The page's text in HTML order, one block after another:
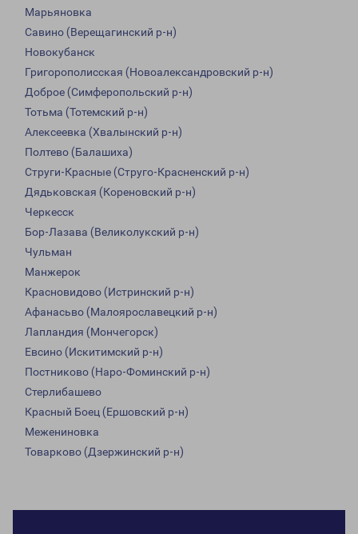
Марьяновка
Савино (Верещагинский р-н)
Новокубанск
Григорополисская (Новоалександровский р-н)
Доброе (Симферопольский р-н)
Тотьма (Тотемский р-н)
Алексеевка (Хвалынский р-н)
Полтево (Балашиха)
Струги-Красные (Струго-Красненский р-н)
Дядьковская (Кореновский р-н)
Черкесск
Бор-Лазава (Великолукский р-н)
Чульман
Манжерок
Красновидово (Истринский р-н)
Афанасьво (Малоярославецкий р-н)
Лапландия (Мончегорск)
Евсино (Искитимский р-н)
Постниково (Наро-Фоминский р-н)
Стерлибашево
Красный Боец (Ершовский р-н)
Межениновка
Товарково (Дзержинский р-н)